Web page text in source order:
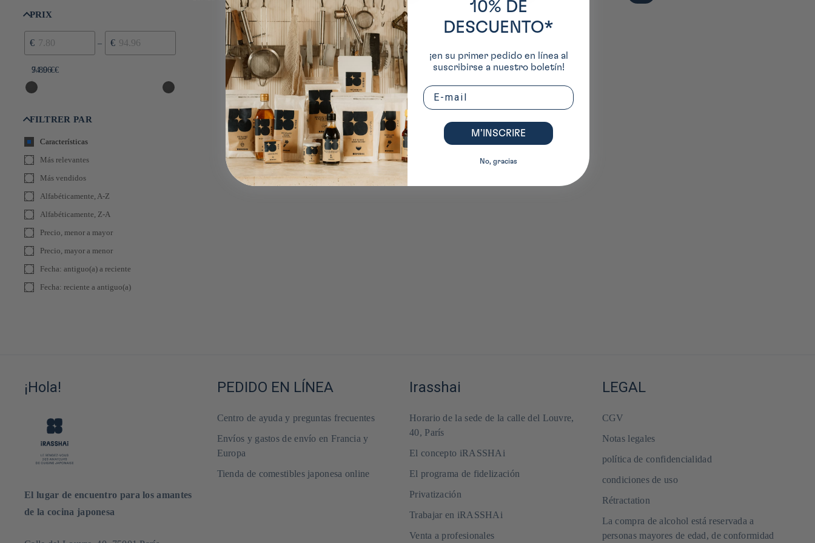
PRIX
€ – €
7.80 €
94.96 €
FILTRER PAR
Características
Más relevantes
Más vendidos
Alfabéticamente, A-Z
Alfabéticamente, Z-A
Precio, menor a mayor
Precio, mayor a menor
Fecha: antiguo(a) a reciente
Fecha: reciente a antiguo(a)
UNITARIO
UNITARIO
¡Hola!
El lugar de encuentro para los amantes
de la cocina japonesa
PEDIDO EN LÍNEA
Centro de ayuda y preguntas frecuentes
Envíos y gastos de envío en Francia y
Europa
Tienda de comestibles japonesa online
Irasshai
Horario de la sede de la calle del Louvre,
40, París
El concepto iRASSHAi
El programa de fidelización
Privatización
Trabajar en iRASSHAi
Venta a profesionales
LEGAL
CGV
Notas legales
política de confidencialidad
condiciones de uso
Rétractation
La compra de alcohol está reservada a
personas mayores de edad, de conformidad
10% DE
DESCUENTO*
¡en su primer pedido en línea al
suscribirse a nuestro boletín!
Email
M’INSCRIRE
No, gracias